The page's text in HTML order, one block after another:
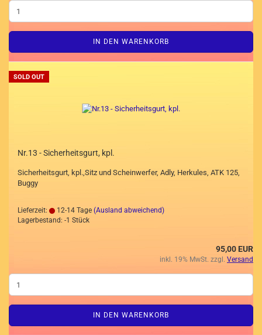
IN DEN WARENKORB
SOLD OUT
Nr.13 - Sicherheitsgurt, kpl.
Sicherheitsgurt, kpl.,Sitz und Scheinwerfer, Adly, Herkules, ATK 125,
Buggy
Lieferzeit: 12-14 Tage (Ausland abweichend)
Lagerbestand: -1 Stück
95,00 EUR
inkl. 19% MwSt. zzgl. Versand
IN DEN WARENKORB